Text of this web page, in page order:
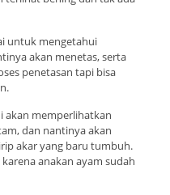
untuk mengetahui
akan menetas, serta
penetasan tapi bisa
akan memperlihatkan
dan nantinya akan
akar yang baru tumbuh.
anakan ayam sudah